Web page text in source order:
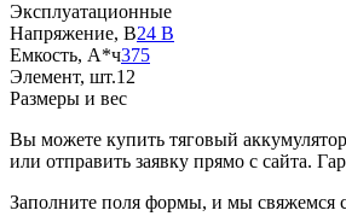
Эксплуатационные
Напряжение, В24 В
Емкость, А*ч375
Элемент, шт.12
Размеры и вес
Вы можете купить тяговый
или отправить заявку прямо с сайта.
Заполните поля формы, и мы свяжемся